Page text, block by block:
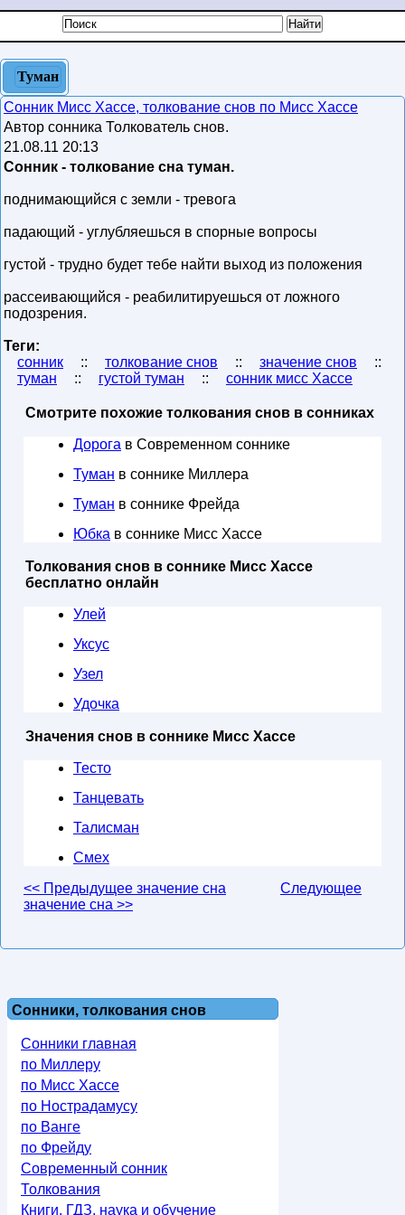
Туман
Сонник Мисс Хассе, толкование снов по Мисс Хассе
Автор сонника Толкователь снов.
21.08.11 20:13
Сонник - толкование сна туман.
поднимающийся с земли - тревога
падающий - углубляешься в спорные вопросы
густой - трудно будет тебе найти выход из положения
рассеивающийся - реабилитируешься от ложного
подозрения.
Теги:
сонник
:: толкование снов :: значение снов
::
туман
:: густой туман :: сонник мисс Хассе
Смотрите похожие толкования снов в сонниках
Дорога в Современном соннике
Туман в соннике Миллера
Туман в соннике Фрейда
Юбка в соннике Мисс Хассе
Толкования снов в соннике Мисс Хассе
бесплатно онлайн
Улей
Уксус
Узел
Удочка
Значения снов в соннике Мисс Хассе
Тесто
Танцевать
Талисман
Смех
<< Предыдущее значение сна
Следующее
значение сна >>
Сонники, толкования снов
Сонники главная
по Миллеру
по Мисс Хассе
по Нострадамусу
по Ванге
по Фрейду
Современный сонник
Толкования
Книги, ГДЗ, наука и обучение